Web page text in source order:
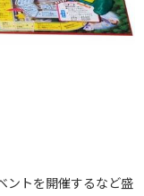
ントを開催するなど盛